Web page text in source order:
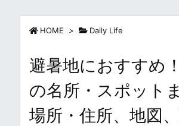
HOME > Daily Life
避暑地におすすめ
の名所・スポット
場所・住所、地図